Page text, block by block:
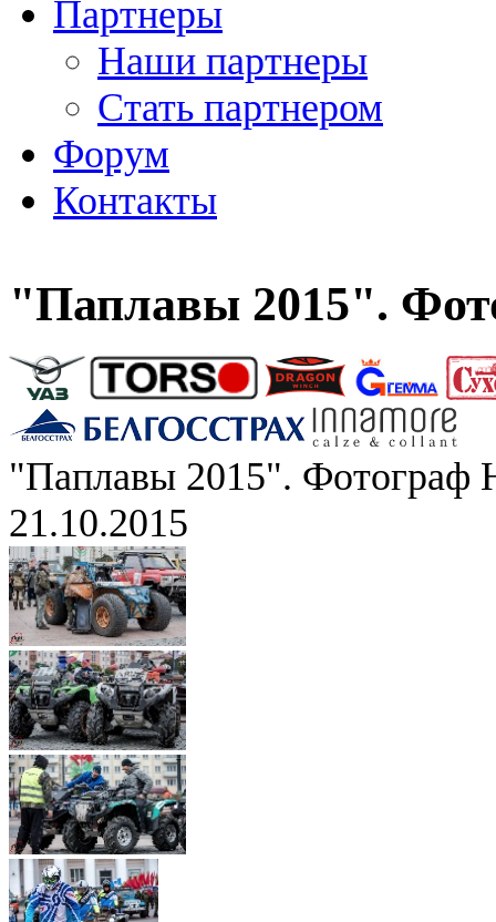
Партнеры
Наши партнеры
Стать партнером
Форум
Контакты
"Паплавы 2015".
"Паплавы 2015". Фотограф
21.10.2015